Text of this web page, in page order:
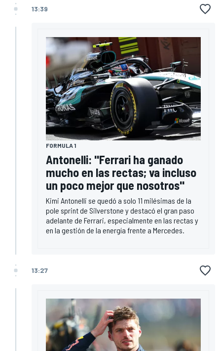
13:39
FORMULA 1
Antonelli: "Ferrari ha ganado
mucho en las rectas; va incluso
un poco mejor que nosotros"
Kimi Antonelli se quedó a solo 11 milésimas de la
pole sprint de Silverstone y destacó el gran paso
adelante de Ferrari, especialmente en las rectas y
en la gestión de la energía frente a Mercedes.
13:27